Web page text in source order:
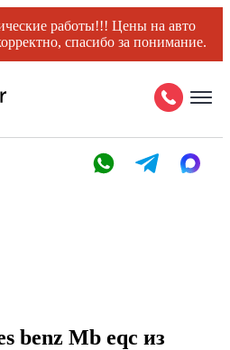
работы!!! Цены на авто
спасибо за понимание.
benz Mb eqc из